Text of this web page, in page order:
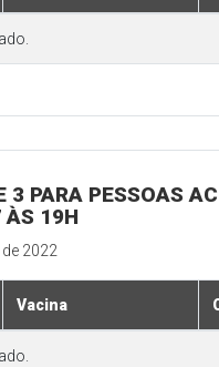
3 PARA PESSOAS
ÀS 19H
2022
Vacina